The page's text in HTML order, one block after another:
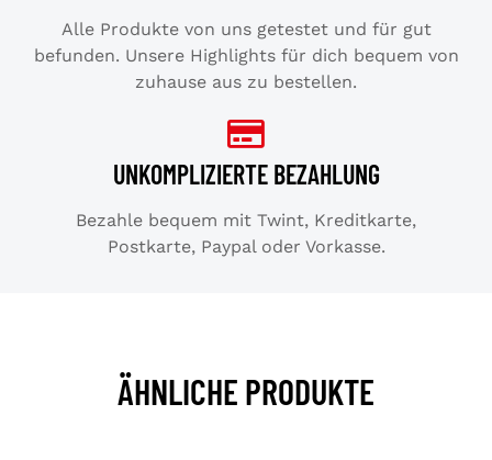
Alle Produkte von uns getestet und für gut
befunden. Unsere Highlights für dich bequem von
zuhause aus zu bestellen.
UNKOMPLIZIERTE BEZAHLUNG
Bezahle bequem mit Twint, Kreditkarte,
Postkarte, Paypal oder Vorkasse.
ÄHNLICHE PRODUKTE